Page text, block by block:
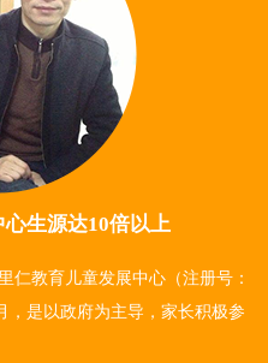
生源达10倍以上
仁教育儿童发展中心（注册号：
，是以政府为主导，家长积极参